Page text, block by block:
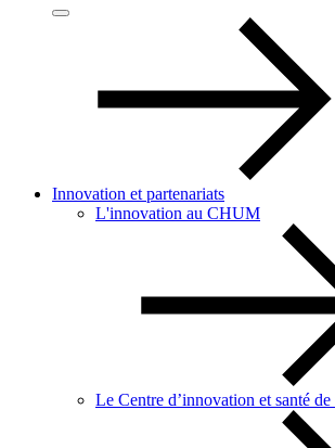
Innovation et partenariats
L'innovation au CHUM
Le Centre d’innovation et santé